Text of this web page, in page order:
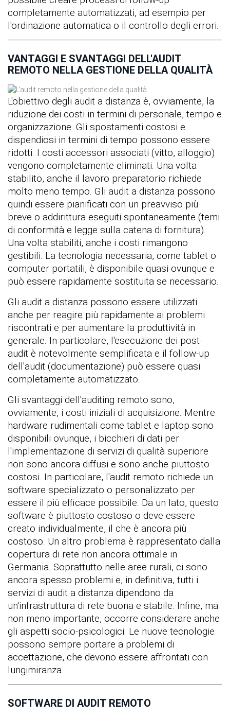
completamente automatizzati, ad esempio per
l'ordinazione automatica o il controllo degli errori.
VANTAGGI E SVANTAGGI DELL'AUDIT
REMOTO NELLA GESTIONE DELLA QUALITÀ
L'obiettivo degli audit a distanza è, ovviamente, la
riduzione dei costi in termini di personale, tempo e
organizzazione. Gli spostamenti costosi e
dispendiosi in termini di tempo possono essere
ridotti. I costi accessori associati (vitto, alloggio)
vengono completamente eliminati. Una volta
stabilito, anche il lavoro preparatorio richiede
molto meno tempo. Gli audit a distanza possono
quindi essere pianificati con un preavviso più
breve o addirittura eseguiti spontaneamente (temi
di conformità e legge sulla catena di fornitura).
Una volta stabiliti, anche i costi rimangono
gestibili. La tecnologia necessaria, come tablet o
computer portatili, è disponibile quasi ovunque e
può essere rapidamente sostituita se necessario.
Gli audit a distanza possono essere utilizzati
anche per reagire più rapidamente ai problemi
riscontrati e per aumentare la produttività in
generale. In particolare, l'esecuzione dei post-
audit è notevolmente semplificata e il follow-up
dell'audit (documentazione) può essere quasi
completamente automatizzato.
Gli svantaggi dell'auditing remoto sono,
ovviamente, i costi iniziali di acquisizione. Mentre
hardware rudimentali come tablet e laptop sono
disponibili ovunque, i bicchieri di dati per
l'implementazione di servizi di qualità superiore
non sono ancora diffusi e sono anche piuttosto
costosi. In particolare, l'audit remoto richiede un
software specializzato o personalizzato per
essere il più efficace possibile. Da un lato, questo
software è piuttosto costoso o deve essere
creato individualmente, il che è ancora più
costoso. Un altro problema è rappresentato dalla
copertura di rete non ancora ottimale in
Germania. Soprattutto nelle aree rurali, ci sono
ancora spesso problemi e, in definitiva, tutti i
servizi di audit a distanza dipendono da
un'infrastruttura di rete buona e stabile. Infine, ma
non meno importante, occorre considerare anche
gli aspetti socio-psicologici. Le nuove tecnologie
possono sempre portare a problemi di
accettazione, che devono essere affrontati con
lungimiranza.
SOFTWARE DI AUDIT REMOTO